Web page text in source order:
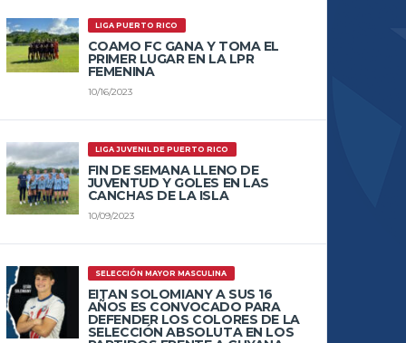
LIGA PUERTO RICO
COAMO FC GANA Y TOMA EL
PRIMER LUGAR EN LA LPR
FEMENINA
10/16/2023
LIGA JUVENIL DE PUERTO RICO
FIN DE SEMANA LLENO DE
JUVENTUD Y GOLES EN LAS
CANCHAS DE LA ISLA
10/09/2023
SELECCIÓN MAYOR MASCULINA
EITAN SOLOMIANY A SUS 16
AÑOS ES CONVOCADO PARA
DEFENDER LOS COLORES DE LA
SELECCIÓN ABSOLUTA EN LOS